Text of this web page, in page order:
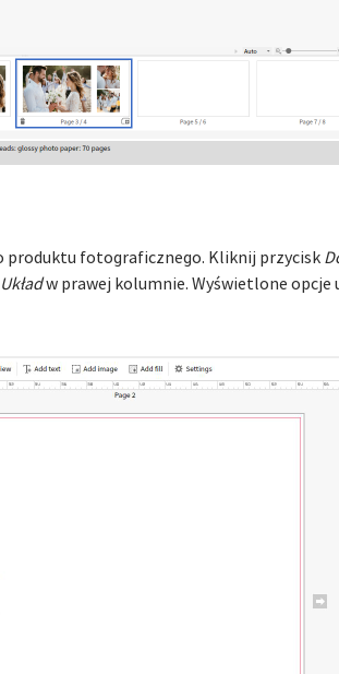
produktu fotograficznego. Kliknij przycisk
Układw prawej kolumnie. Wyświetlone opcje